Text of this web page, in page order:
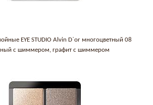
EYE STUDIO Alvin D`or многоцветный 08
с шиммером, графит с шиммером